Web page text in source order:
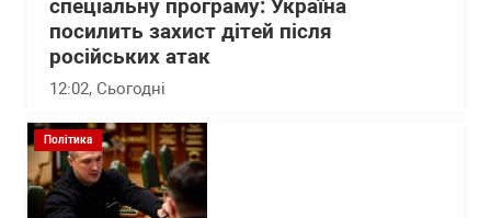
спеціальну програму: Україна
посилить захист дітей після
російських атак
12:02, Сьогодні
Політика